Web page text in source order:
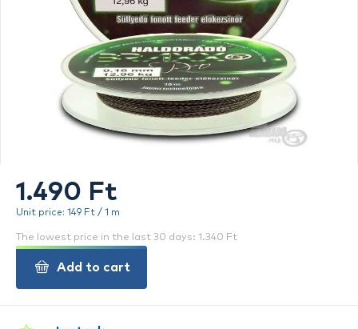
1.490 Ft
Unit price: 149 Ft / 1 m
The lowest price in the last 30 days: 1.340 Ft
Add to cart